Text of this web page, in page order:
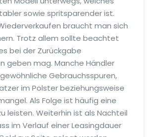
sowie spritsparender ist.
braucht man sich
Trotz allem sollte beachtet
bei der Zurückgabe
geben mag. Manche Händler
Gebrauchsspuren,
im Polster beziehungsweise
Als Folge ist häufig eine
leisten. Weiterhin ist als Nachteil
im Verlauf einer Leasingdauer